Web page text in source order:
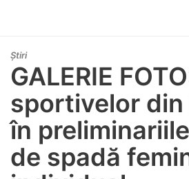
Știri
GALERIE
sportivelor din
în
de spadă